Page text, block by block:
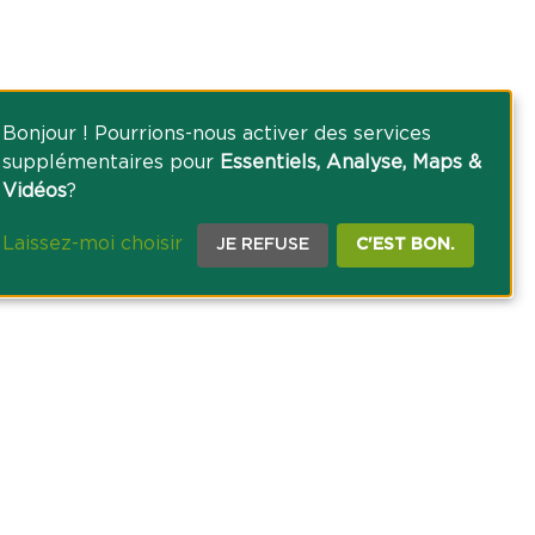
Bonjour ! Pourrions-nous activer des services
supplémentaires pour Essentiels, Analyse, Maps &
Vidéos?
Laissez-moi choisir JE REFUSE C'EST BON.